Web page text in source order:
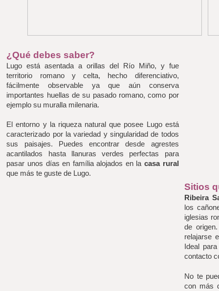
¿Qué debes saber?
Lugo está asentada a orillas del Río Miño, y fue
territorio romano y celta, hecho diferenciativo,
fácilmente observable ya que aún conserva
importantes huellas de su pasado romano, como por
ejemplo su muralla milenaria.
El entorno y la riqueza natural que posee Lugo está
caracterizado por la variedad y singularidad de todos
sus paisajes. Puedes encontrar desde agrestes
acantilados hasta llanuras verdes perfectas para
pasar unos días en família alojados en la casa rural
que más te guste de Lugo.
Sitios
Ribeira
los
iglesias
de
relajarse
Ideal
contacto
No te
con más